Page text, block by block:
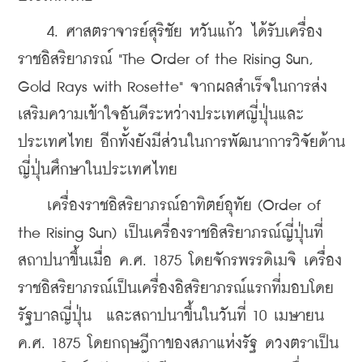
4. ศาสตราจารย์สุริชัย หวันแก้ว ได้รับเครื่อง
ราชอิสริยาภรณ์ "The Order of the Rising Sun,
Gold Rays with Rosette" จากผลสำเร็จในการส่ง
เสริมความเข้าใจอันดีระหว่างประเทศญี่ปุ่นและ
ประเทศไทย อีกทั้งยังมีส่วนในการพัฒนาการวิจัยด้าน
ญี่ปุ่นศึกษาในประเทศไทย
เครื่องราชอิสริยาภรณ์อาทิตย์อุทัย (Order of
the Rising Sun) เป็นเครื่องราชอิสริยาภรณ์ญี่ปุ่นที่
สถาปนาขึ้นเมื่อ ค.ศ. 1875 โดยจักรพรรดิเมจิ เครื่อง
ราชอิสริยาภรณ์เป็นเครื่องอิสริยาภรณ์แรกที่มอบโดย
รัฐบาลญี่ปุ่น  และสถาปนาขึ้นในวันที่ 10 เมษายน
ค.ศ. 1875 โดยกฤษฎีกาของสภาแห่งรัฐ ดวงตราเป็น